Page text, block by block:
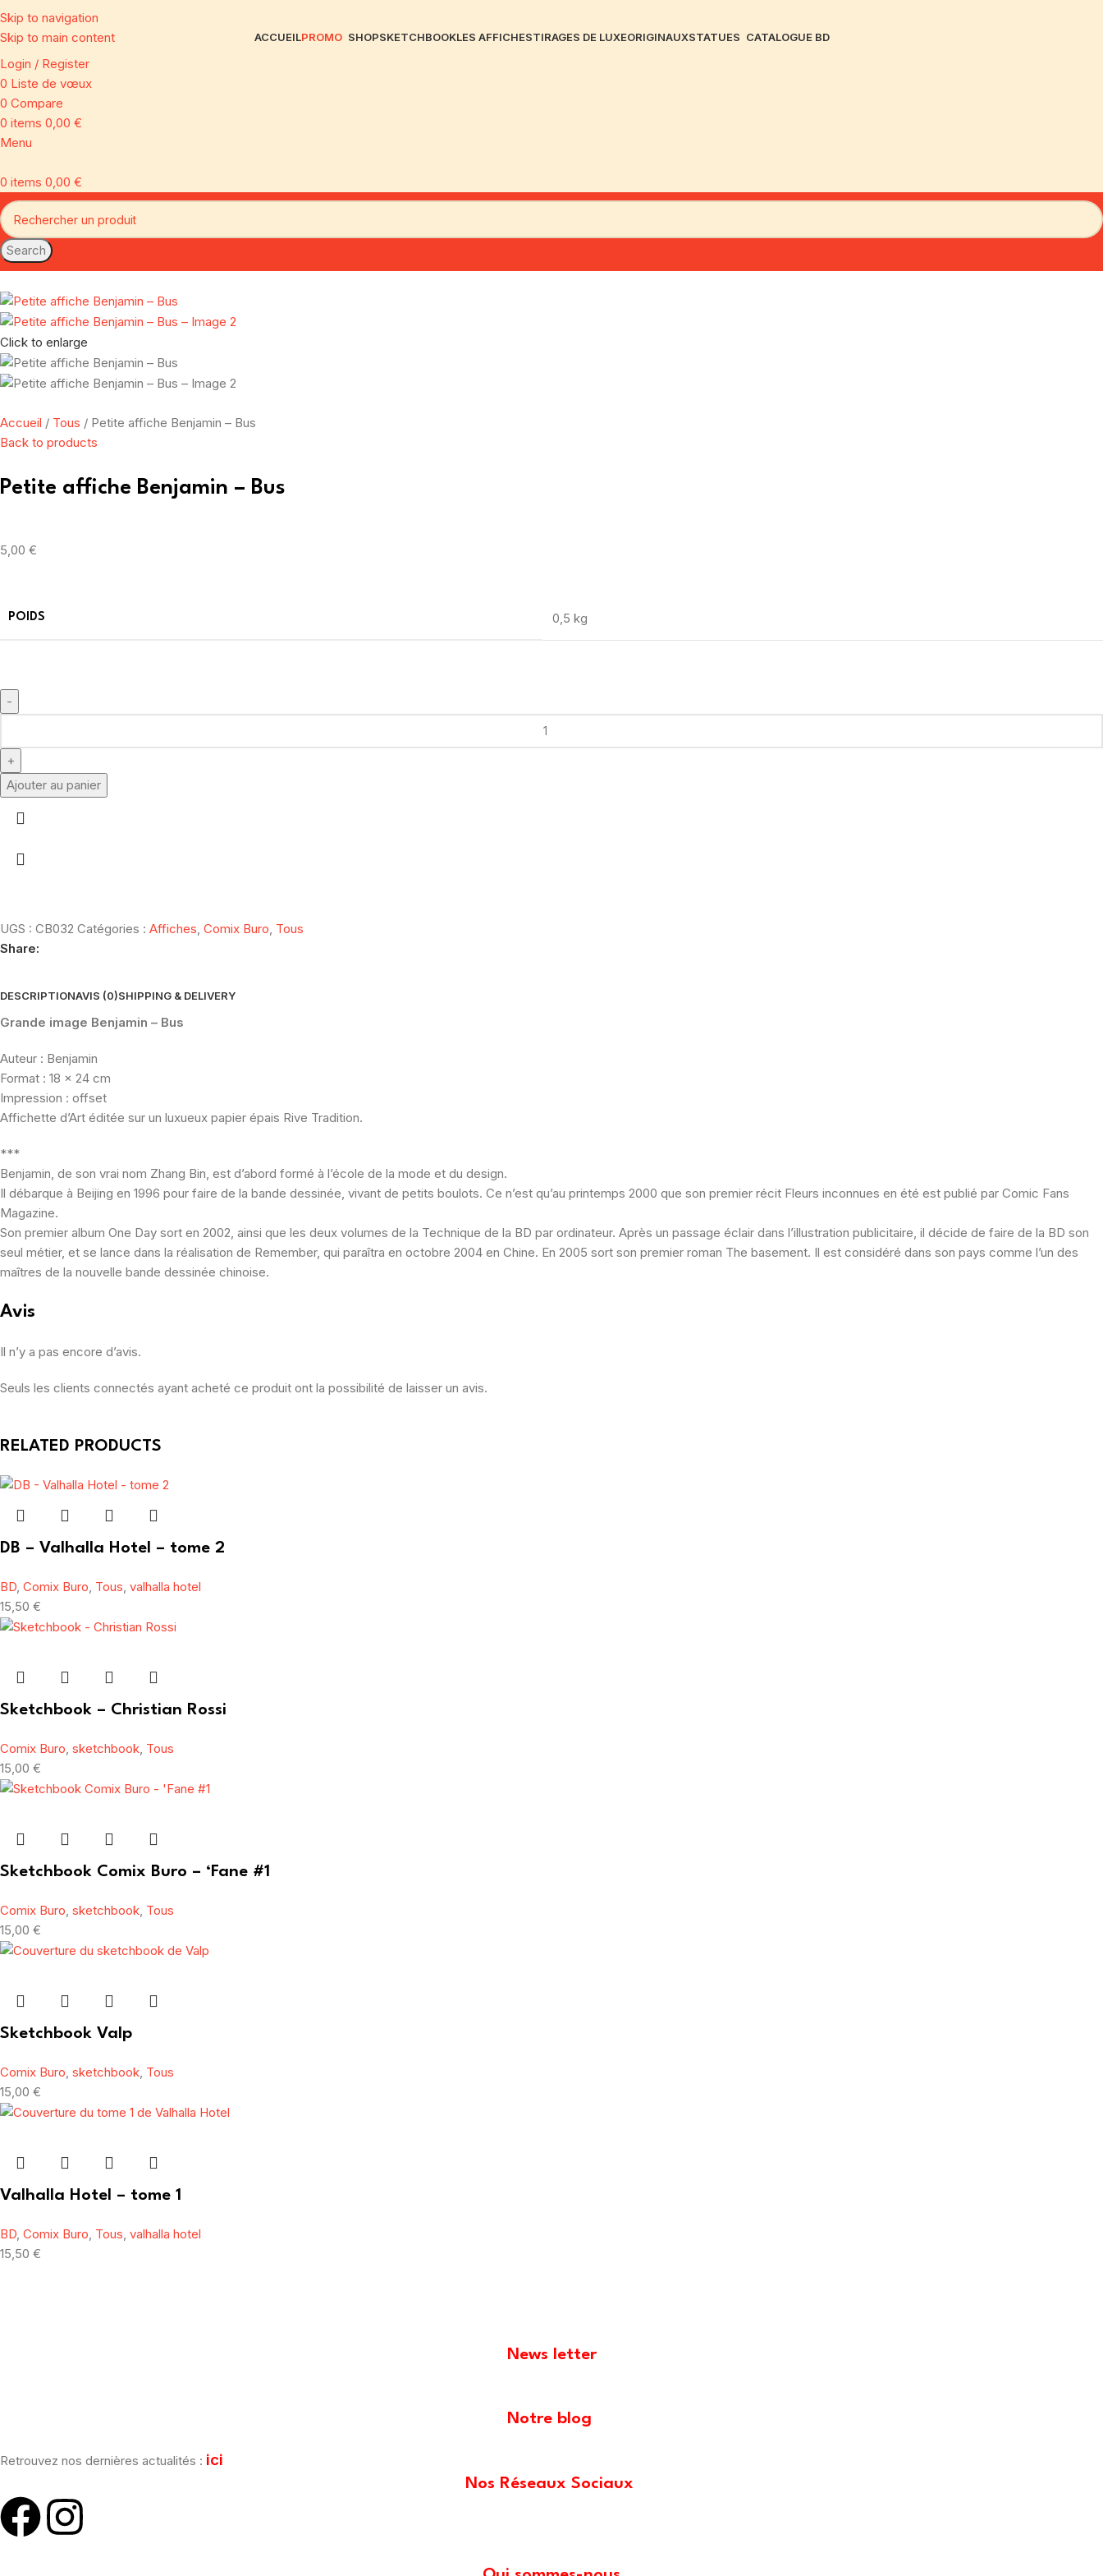
Skip to navigation
Skip to main content
ACCUEILPROMO SHOPSKETCHBOOKLES AFFICHESTIRAGES DE LUXEORIGINAUXSTATUES CATALOGUE BD
Login / Register
0 Liste de vœux
0 Compare
0 items 0,00 €
Menu
0 items 0,00 €
Search
Click to enlarge
Accueil Tous
Petite affiche Benjamin – Bus
Back to products
Petite affiche Benjamin – Bus
5,00 €
POIDS 0,5 kg
Ajouter au panier
UGS : CB032 Catégories : Affiches Comix Buro Tous
Share:
DESCRIPTIONAVIS (0)SHIPPING & DELIVERY
Grande image Benjamin – Bus
Auteur : Benjamin
Format : 18 x 24 cm
Impression : offset
Affichette d’Art éditée sur un luxueux papier épais Rive Tradition.
***
Benjamin, de son vrai nom Zhang Bin, est d’abord formé à l’école de la mode et du design.
Il débarque à Beijing en 1996 pour faire de la bande dessinée, vivant de petits boulots. Ce n’est qu’au printemps 2000 que son premier récit Fleurs inconnues en été est publié par Comic Fans
Magazine.
Son premier album One Day sort en 2002, ainsi que les deux volumes de la Technique de la BD par ordinateur. Après un passage éclair dans l’illustration publicitaire, il décide de faire de la BD son
seul métier, et se lance dans la réalisation de Remember, qui paraîtra en octobre 2004 en Chine. En 2005 sort son premier roman The basement. Il est considéré dans son pays comme l’un des
maîtres de la nouvelle bande dessinée chinoise.
Avis
Il n’y a pas encore d’avis.
Seuls les clients connectés ayant acheté ce produit ont la possibilité de laisser un avis.
RELATED PRODUCTS
DB – Valhalla Hotel – tome 2
BD, Comix Buro, Tous, valhalla hotel
15,50 €
Sketchbook – Christian Rossi
Comix Buro, sketchbook, Tous
15,00 €
Sketchbook Comix Buro – ‘Fane #1
Comix Buro, sketchbook, Tous
15,00 €
Sketchbook Valp
Comix Buro, sketchbook, Tous
15,00 €
Valhalla Hotel – tome 1
BD, Comix Buro, Tous, valhalla hotel
15,50 €
News letter
Notre blog
Retrouvez nos dernières actualités : ici
Nos Réseaux Sociaux